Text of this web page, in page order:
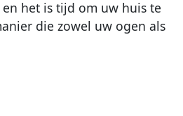
het is tijd om uw huis te
die zowel uw ogen als